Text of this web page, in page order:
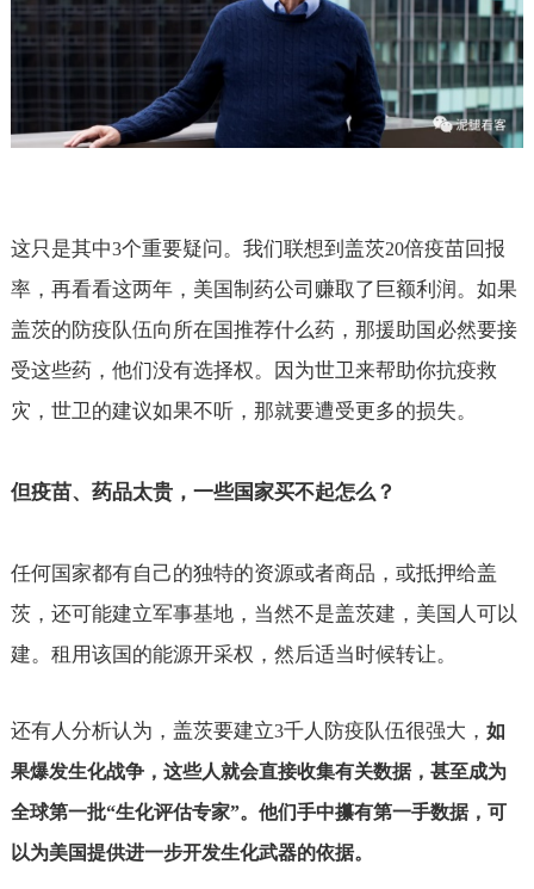
这只是其中3个重要疑问。我们联想到盖茨20倍疫苗回报
率，再看看这两年，美国制药公司赚取了巨额利润。如果
盖茨的防疫队伍向所在国推荐什么药，那援助国必然要接
受这些药，他们没有选择权。因为世卫来帮助你抗疫救
灾，世卫的建议如果不听，那就要遭受更多的损失。
但疫苗、药品太贵，一些国家买不起怎么？
任何国家都有自己的独特的资源或者商品，或抵押给盖
茨，还可能建立军事基地，当然不是盖茨建，美国人可以
建。租用该国的能源开采权，然后适当时候转让。
还有人分析认为，盖茨要建立3千人防疫队伍很强大， 如
果爆发生化战争，这些人就会直接收集有关数据，甚至成为
全球第一批“生化评估专家”。他们手中攥有第一手数据，可
以为美国提供进一步开发生化武器的依据。